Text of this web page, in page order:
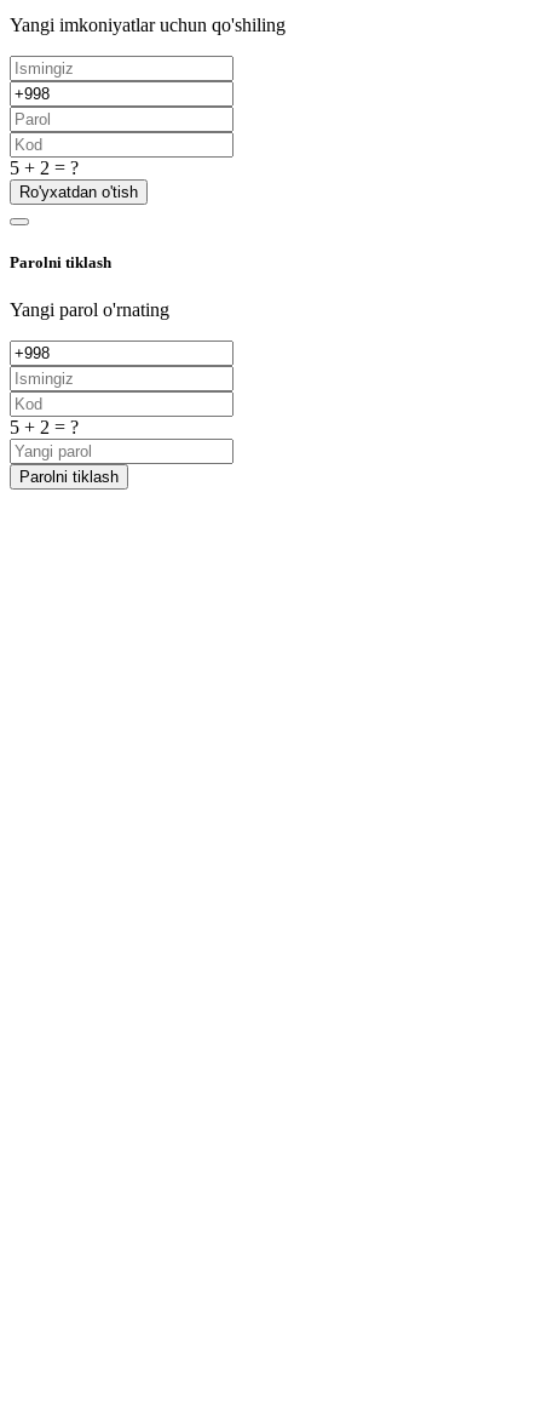
Yangi imkoniyatlar uchun qo'shiling
5 + 2 = ?
Ro'yxatdan o'tish
Parolni tiklash
Yangi parol o'rnating
5 + 2 = ?
Parolni tiklash